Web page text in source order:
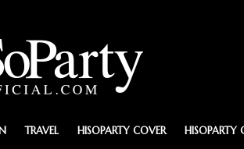
TRAVEL HISOPARTY COVER HISOPARTY